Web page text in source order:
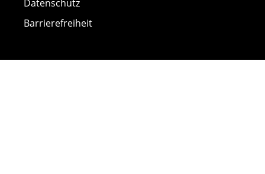
Datenschutz
Barrierefreiheit